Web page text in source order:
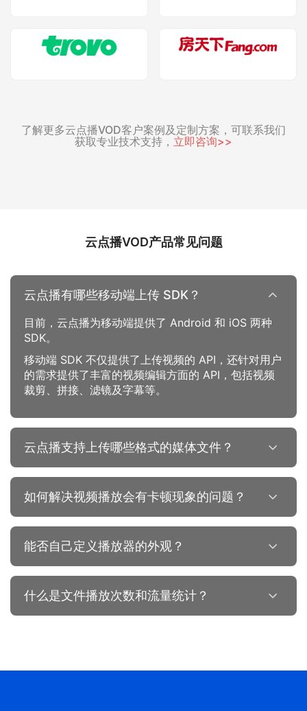
了解更多云点播VOD客户案例及定制方案，可联系我们
获取专业技术支持， 立即咨询>>
云点播VOD产品常见问题
云点播有哪些移动端上传 SDK？
目前，云点播为移动端提供了 Android 和 iOS 两种
SDK。
移动端 SDK 不仅提供了上传视频的 API，还针对用户
的需求提供了丰富的视频编辑方面的 API，包括视频
裁剪、拼接、滤镜及字幕等。
云点播支持上传哪些格式的媒体文件？
如何解决视频播放会有卡顿现象的问题？
能否自己定义播放器的外观？
什么是文件播放次数和流量统计？